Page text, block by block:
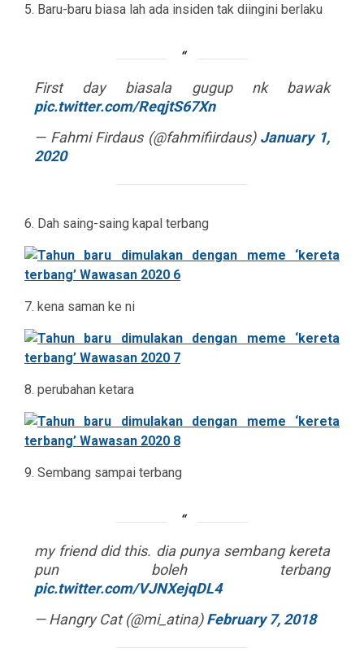
5. Baru-baru biasa lah ada insiden tak diingini berlaku
First day biasala gugup nk bawak
pic.twitter.com/ReqjtS67Xn
— Fahmi Firdaus (@fahmifiirdaus) January 1,
2020
6. Dah saing-saing kapal terbang
7. kena saman ke ni
8. perubahan ketara
9. Sembang sampai terbang
my friend did this. dia punya sembang kereta
pun boleh terbang
pic.twitter.com/VJNXejqDL4
— Hangry Cat (@mi_atina)February 7, 2018